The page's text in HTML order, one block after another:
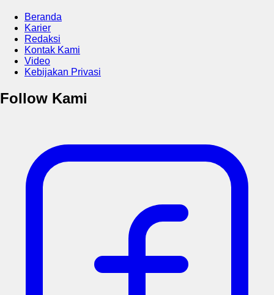
Beranda
Karier
Redaksi
Kontak Kami
Video
Kebijakan Privasi
Follow Kami